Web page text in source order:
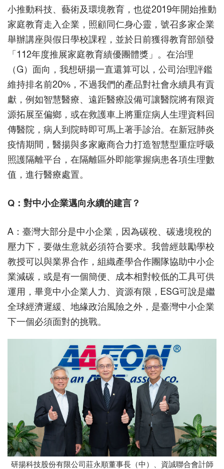
小推動科技、藝術及環境教育，也從2019年開始推動
家庭教育走入企業，照顧同仁身心靈，號召多家企業
舉辦講座與假日學校課程，並於日前獲得教育部頒發
「112年度推展家庭教育績優團體獎」。在治理
（G）面向，我想研揚一直還算可以，公司治理評鑑
維持排名前20%，不過我們的產品對社會永續具有貢
獻，例如智慧醫療、遠距醫療設備可讓醫院將有限資
源拓展至偏鄉，或在救護車上將重症病人生理資料回
傳醫院，病人到院時即可馬上著手診治。在新冠肺炎
疫情期間，醫揚與多家廠商合力打造智慧型重症呼吸
照護隔離平台，在隔離區外即能掌握病患各項生理數
值，進行醫療處置。
Q：對中小企業邁向永續的建言？
A：臺灣大部分是中小企業，因為碳稅、碳邊境稅的
壓力下，要做生意就必須符合要求。我曾經鼓勵學校
教授可以與業界合作，組織產學合作團隊協助中小企
業減碳，或是有一個簡便、成本相對較低的工具可供
運用，畢竟中小企業人力、資源有限，ESG可說是繼
全球經濟遲緩、地緣政治風險之外，是臺灣中小企業
下一個必須面對的挑戰。
研揚科技股份有限公司莊永順董事長（中）、資誠聯合會計師